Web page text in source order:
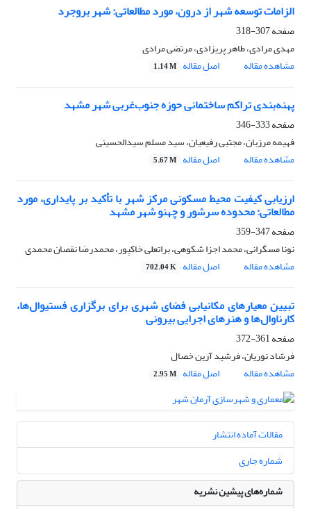
الزامات توسعه شهر از درون، مورد مطالعاتی: شهر بروجرد
صفحه307-318
مهدی مرادی، طاهر پریزادی، مرتضی مرادی
مشاهده مقاله
اصل مقاله 1.14 M
پهنه‌بندی تراکم ساختمانی حوزه جنوب‌غربی شهر مشهد
صفحه333-346
فهیمه مرزبان، مجتبی رفیعیان، سید مسلم سیدالحسینی
مشاهده مقاله
اصل مقاله 5.67 M
ارزیابی کیفیت محیط مسکونی مرکز شهر با تأکید بر پایداری، مورد
مطالعاتی: محدوده سرشور و چهنو شهر مشهد
صفحه347-359
نونا مسگرانی، محمد اجزا شکوهی، براتعلی خاکپور، محمدرضا نقصان محمدی
مشاهده مقاله
اصل مقاله 702.04 K
تبیین معیارهای مکانیابی فضای شهری برای برگزاری فستیوال‌ها،
کارناوال‌ها و هنرهای اجرایی بیرونی
صفحه361-372
فرشاد نوریان، فرشید آرین خصال
مشاهده مقاله
اصل مقاله 2.95 M
مقالات آماده انتشار
شماره جاری
شماره‌های پیشین نشریه